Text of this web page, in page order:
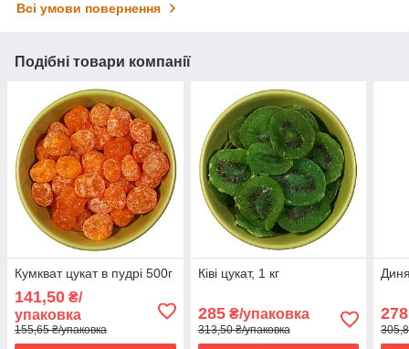
Всі умови повернення
Подібні товари компанії
Кумкват цукат в пудрі 500г
141,50 ₴/
упаковка
155,65 ₴/упаковка
Ківі цукат, 1 кг
285₴/упаковка
313,50 ₴/упаковка
278